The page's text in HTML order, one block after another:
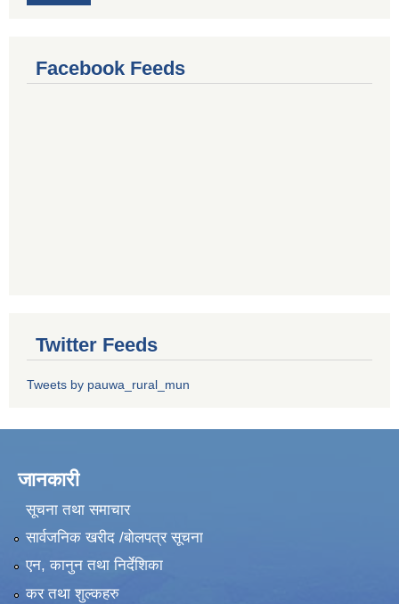
Facebook Feeds
Twitter Feeds
Tweets by pauwa_rural_mun
जानकारी
सूचना तथा समाचार
सार्वजनिक खरीद /बोलपत्र सूचना
एन, कानुन तथा निर्देशिका
कर तथा शुल्कहरु